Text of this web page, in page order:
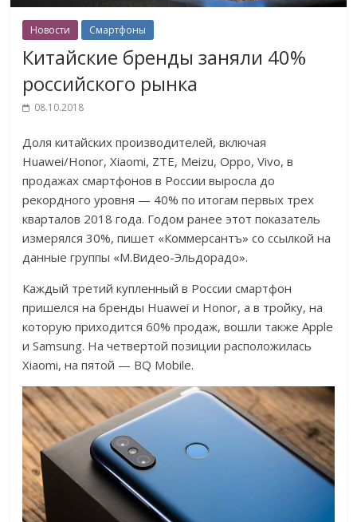
Новости Смартфоны
Китайские бренды заняли 40%
российского рынка
08.10.2018
Доля китайских производителей, включая
Huawei/Honor, Xiaomi, ZTE, Meizu, Oppo, Vivo, в
продажах смартфонов в России выросла до
рекордного уровня — 40% по итогам первых трех
кварталов 2018 года. Годом ранее этот показатель
измерялся 30%, пишет «Коммерсантъ» со ссылкой на
данные группы «М.Видео-Эльдорадо».
Каждый третий купленный в России смартфон
пришелся на бренды Huawei и Honor, а в тройку, на
которую приходится 60% продаж, вошли также Apple
и Samsung. На четвертой позиции расположилась
Xiaomi, на пятой — BQ Mobile.